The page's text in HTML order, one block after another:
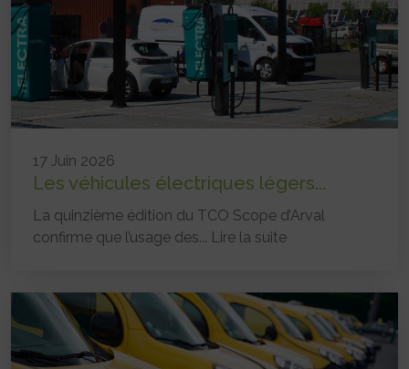
17 Juin 2026
Les véhicules électriques légers...
La quinzième édition du TCO Scope d’Arval
confirme que l’usage des... Lire la suite